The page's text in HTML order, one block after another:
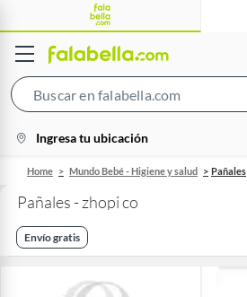
Bar
location-
icon
Ingresa tu ubicación
Home Mundo Bebé - Higiene y salud Pañales
Pañales - zhopi co
Envío gratis